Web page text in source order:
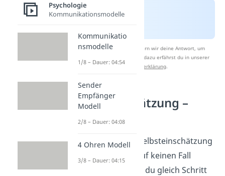
Nach Beantwortung speichern wir deine Antwort, um
Studyflix zu verbessern. Mehr dazu erfährst du in unserer
Datenschutzerklärung.
Selbsteinschätzung –
Vorlage
Wie genau du eine Selbsteinschätzung
aufbaust und was auf keinen Fall
fehlen darf, erfährst du gleich Schritt
Psychologie
Kommunikationsmodelle
Kommunikatio
nsmodelle
1/8 – Dauer: 04:54
Sender
Empfänger
Modell
2/8 – Dauer: 04:08
4 Ohren Modell
3/8 – Dauer: 04:15